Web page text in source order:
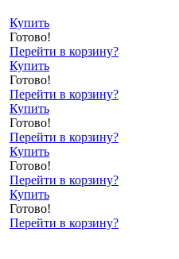
Купить
Готово!
Перейти в корзину?
Купить
Готово!
Перейти в корзину?
Купить
Готово!
Перейти в корзину?
Купить
Готово!
Перейти в корзину?
Купить
Готово!
Перейти в корзину?